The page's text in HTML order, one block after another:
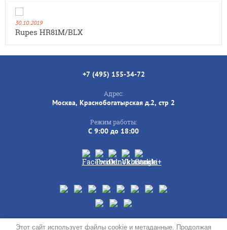
30.10.2019
Rupes HR81M/BLX
+7 (495) 155-34-72
Адрес:
Москва, Краснобогатырская д.2, стр 2
Режим работы:
C 9:00 до 18:00
© 2019 - 2026
Этот сайт использует файлы cookie и метаданные. Продолжая